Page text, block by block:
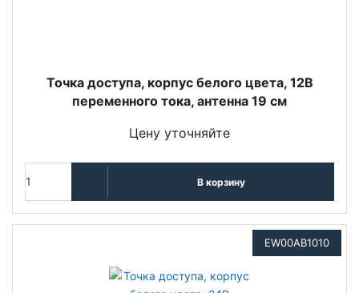
Точка доступа, корпус белого цвета, 12В
переменного тока, антенна 19 см
Цену уточняйте
В корзину
EW00AB1010